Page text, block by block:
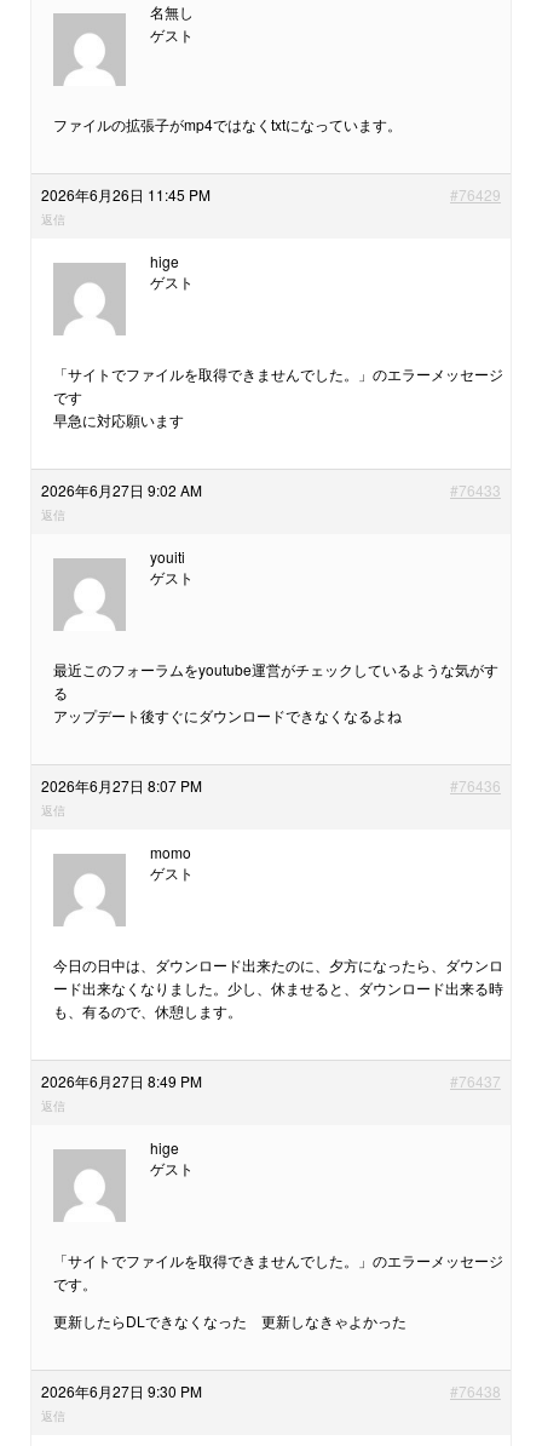
名無し
ゲスト
ファイルの拡張子がmp4ではなくtxtになっています。
2026年6月26日 11:45 PM #76429
返信
hige
ゲスト
「サイトでファイルを取得できませんでした。」のエラーメッセージ
です
早急に対応願います
2026年6月27日 9:02 AM #76433
返信
youiti
ゲスト
最近このフォーラムをyoutube運営がチェックしているような気がす
る
アップデート後すぐにダウンロードできなくなるよね
2026年6月27日 8:07 PM #76436
返信
momo
ゲスト
今日の日中は、ダウンロード出来たのに、夕方になったら、ダウンロ
ード出来なくなりました。少し、休ませると、ダウンロード出来る時
も、有るので、休憩します。
2026年6月27日 8:49 PM #76437
返信
hige
ゲスト
「サイトでファイルを取得できませんでした。」のエラーメッセージ
です。
更新したらDLできなくなった 更新しなきゃよかった
2026年6月27日 9:30 PM #76438
返信